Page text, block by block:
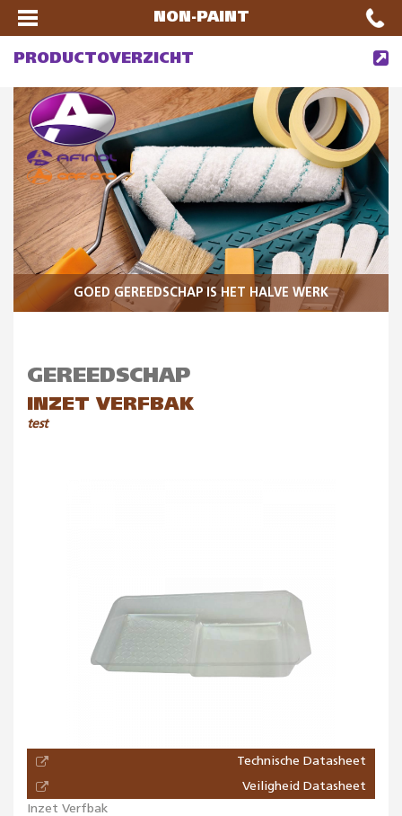
NON-PAINT
PRODUCTOVERZICHT
GOED GEREEDSCHAP IS HET HALVE WERK
GEREEDSCHAP
INZET VERFBAK
test
Technische Datasheet
Veiligheid Datasheet
Inzet Verfbak